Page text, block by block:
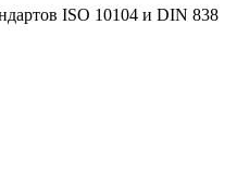
ISO 10104 и DIN 838